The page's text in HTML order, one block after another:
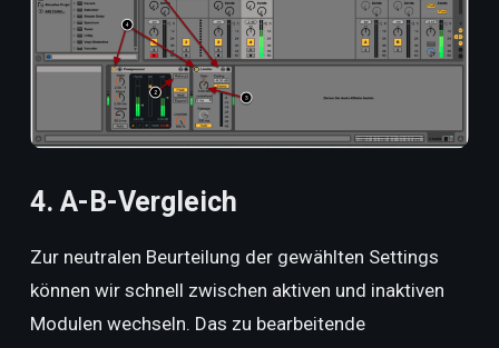
4. A-B-Vergleich
Zur neutralen Beurteilung der gewählten Settings
können wir schnell zwischen aktiven und inaktiven
Modulen wechseln. Das zu bearbeitende